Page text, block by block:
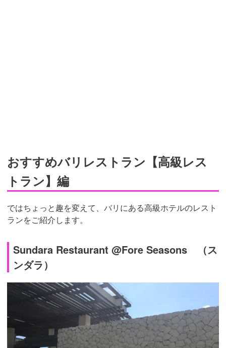
おすすめバリレストラン【高級レス
トラン】編
ではちょっと趣を変えて、バリにある高級ホテルのレスト
ランをご紹介します。
Sundara Restaurant @Fore Seasons （ス
ンダラ）